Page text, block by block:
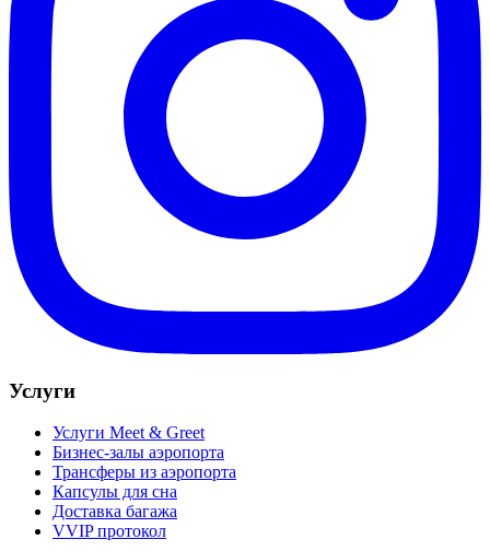
Услуги
Услуги Meet & Greet
Бизнес-залы аэропорта
Трансферы из аэропорта
Капсулы для сна
Доставка багажа
VVIP протокол